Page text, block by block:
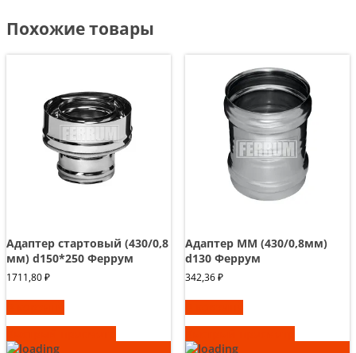
Похожие товары
Адаптер стартовый (430/0,8
мм) d150*250 Феррум
1711,80₽
Адаптер ММ (430/0,8мм)
d130 Феррум
342,36₽